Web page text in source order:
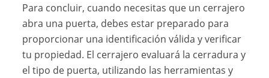
Para concluir, cuando necesitas que un cerrajero
abra una puerta, debes estar preparado para
proporcionar una identificación válida y verificar
tu propiedad. El cerrajero evaluará la cerradura y
el tipo de puerta, utilizando las herramientas y